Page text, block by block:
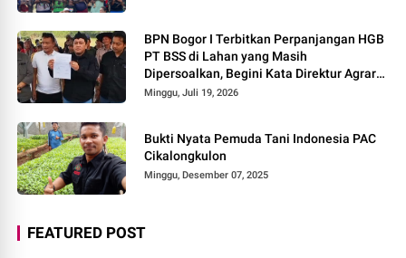
BPN Bogor I Terbitkan Perpanjangan HGB
PT BSS di Lahan yang Masih
Dipersoalkan, Begini Kata Direktur Agraria
Institute!
Minggu, Juli 19, 2026
Bukti Nyata Pemuda Tani Indonesia PAC
Cikalongkulon
Minggu, Desember 07, 2025
FEATURED POST